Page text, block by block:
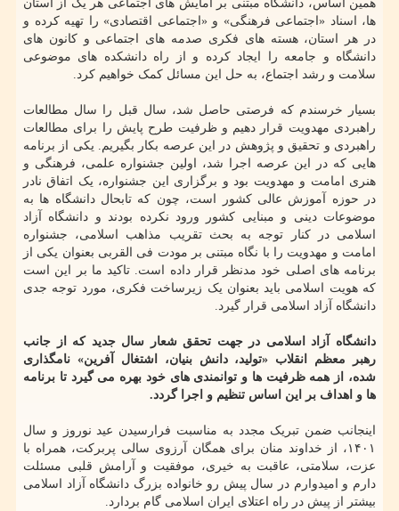
همین اساس، دانشگاه مبتنی بر آمایش های اجتماعی هر یک از استان
ها، اسناد «اجتماعی فرهنگی» و «اجتماعی اقتصادی» را تهیه کرده و
در هر استان، هسته های فکری صدمه های اجتماعی و کانون های
دانشگاه و جامعه را ایجاد کرده و از راه دانشکده های موضوعی
سلامت و رشد اجتماع، به حل این مسائل کمک خواهیم کرد.
بسیار خرسندم که فرصتی حاصل شد، سال قبل را سال مطالعات
راهبردی مهدویت قرار دهیم و ظرفیت طرح پایش را برای مطالعات
راهبردی و تحقیق و پژوهش در این عرصه بکار بگیریم. یکی از برنامه
هایی که در این عرصه اجرا شد، اولین جشنواره علمی، فرهنگی و
هنری امامت و مهدویت بود و برگزاری این جشنواره، یک اتفاق نادر
در حوزه آموزش عالی کشور است، چون که تابحال دانشگاه ها به
موضوعات دینی و مبنایی کشور ورود نکرده بودند و دانشگاه آزاد
اسلامی در کنار توجه به بحث تقریب مذاهب اسلامی، جشنواره
امامت و مهدویت را با نگاه مبتنی بر مودت فی القربی بعنوان یکی از
برنامه های اصلی خود مدنظر قرار داده است. تاکید ما بر این است
که هویت اسلامی باید بعنوان یک زیرساخت فکری، مورد توجه جدی
دانشگاه آزاد اسلامی قرار گیرد.
دانشگاه آزاد اسلامی در جهت تحقق شعار سال جدید که از جانب
رهبر معظم انقلاب «تولید، دانش بنیان، اشتغال آفرین» نامگذاری
شده، از همه ظرفیت ها و توانمندی های خود بهره می گیرد تا برنامه
ها و اهداف بر این اساس تنظیم و اجرا گردد.
اینجانب ضمن تبریک مجدد به مناسبت فرارسیدن عید نوروز و سال
۱۴۰۱، از خداوند منان برای همگان آرزوی سالی پربرکت، همراه با
عزت، سلامتی، عاقبت به خیری، موفقیت و آرامش قلبی مسئلت
دارم و امیدوارم در سال پیش رو خانواده بزرگ دانشگاه آزاد اسلامی
بیشتر از پیش در راه اعتلای ایران اسلامی گام بردارد.